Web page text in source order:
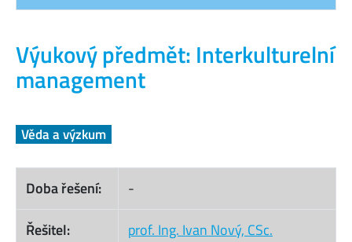
Výukový předmět: Interkulturelní
management
Věda a výzkum
Doba řešení:
-
Řešitel:
prof. Ing. Ivan Nový, CSc.